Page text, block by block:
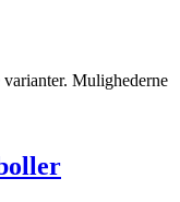
Mulighederne